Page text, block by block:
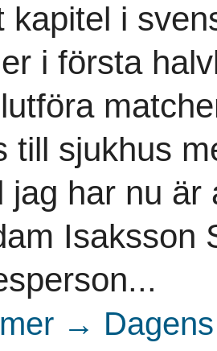
kapitel i
i första
till sjukhus
jag har nu
Isaksson
→